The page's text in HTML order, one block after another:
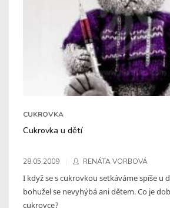
CUKROVKA
Cukrovka u dětí
28.05.2009 RENÁTA VORBOVÁ
I když se s cukrovkou setkáváme spíše u
bohužel se nevyhýbá ani dětem. Co je
cukrovce?